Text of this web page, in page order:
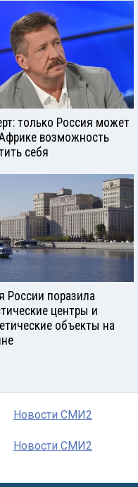
только Россия может
возможность
себя
России поразила
центры и
объекты на
Новости СМИ2
Новости СМИ2